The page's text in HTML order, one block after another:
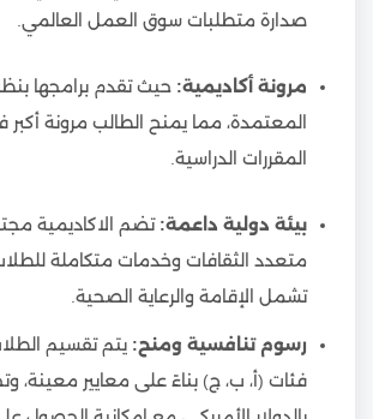
صدارة متطلبات سوق العمل العالمي.
مرونة أكاديمية: حيث تقدم برامجها
المعتمدة، مما يمنح الطالب مرونة أكبر
المقررات الدراسية.
بيئة دولية داعمة: تضم الاكاديمية
متعدد الثقافات وخدمات متكاملة
تشمل الإقامة والرعاية الصحية.
رسوم تنافسية ومنح: يتم تقسيم
فئات (أ، ب، ج) بناءً على معايير معينة،